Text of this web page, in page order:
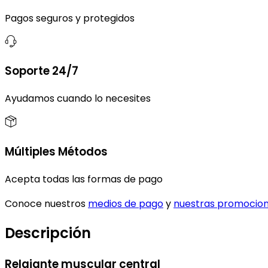
Pagos seguros y protegidos
Soporte 24/7
Ayudamos cuando lo necesites
Múltiples Métodos
Acepta todas las formas de pago
Conoce nuestros medios de pagoy nuestras
Descripción
Relajante muscular central